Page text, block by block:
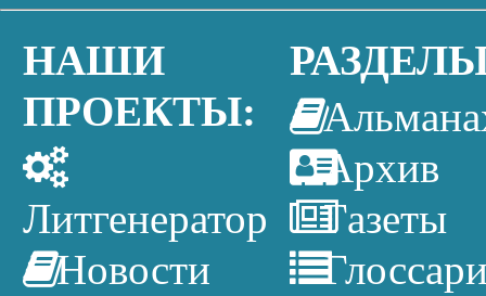
НАШИ
ПРОЕКТЫ:
Литгенератор
Новости
Архив
Газеты